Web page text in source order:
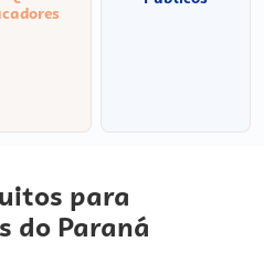
para
do Paraná